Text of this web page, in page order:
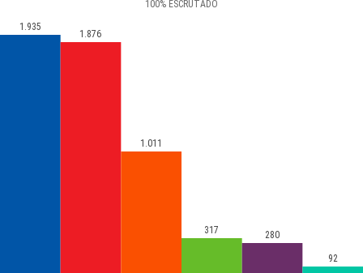
100% ESCRUTADO
1.935
1.876
1.011
317 280
92